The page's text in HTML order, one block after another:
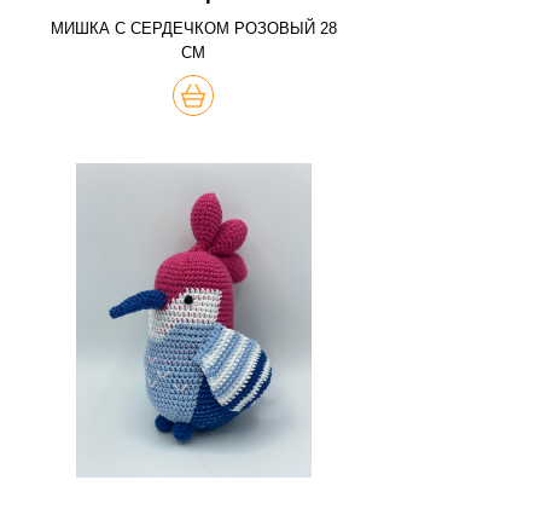
МИШКА С СЕРДЕЧКОМ РОЗОВЫЙ 28
СМ
КУПИТЬ